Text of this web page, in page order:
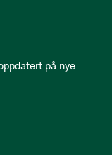
på nye